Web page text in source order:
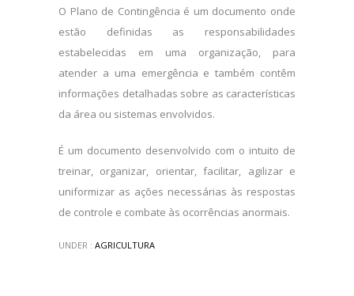
O Plano de Contingência é um documento onde
estão definidas as responsabilidades
estabelecidas em uma organização, para
atender a uma emergência e também contêm
informações detalhadas sobre as características
da área ou sistemas envolvidos.
É um documento desenvolvido com o intuito de
treinar, organizar, orientar, facilitar, agilizar e
uniformizar as ações necessárias às respostas
de controle e combate às ocorrências anormais.
UNDER : AGRICULTURA